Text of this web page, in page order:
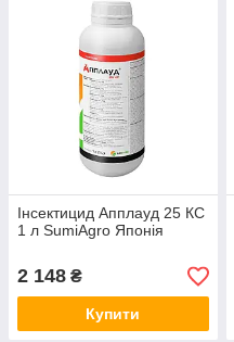
Інсектицид Апплауд 25 КС
1 л SumiАgro Японія
2 148 ₴
Купити